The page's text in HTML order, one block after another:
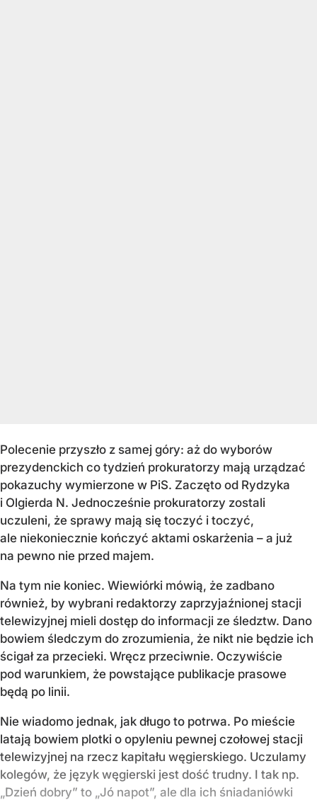
Polecenie przyszło z samej góry: aż do wyborów
prezydenckich co tydzień prokuratorzy mają urządzać
pokazuchy wymierzone w PiS. Zaczęto od Rydzyka
i Olgierda N. Jednocześnie prokuratorzy zostali
uczuleni, że sprawy mają się toczyć i toczyć,
ale niekoniecznie kończyć aktami oskarżenia – a już
na pewno nie przed majem.
Na tym nie koniec. Wiewiórki mówią, że zadbano
również, by wybrani redaktorzy zaprzyjaźnionej stacji
telewizyjnej mieli dostęp do informacji ze śledztw. Dano
bowiem śledczym do zrozumienia, że nikt nie będzie ich
ścigał za przecieki. Wręcz przeciwnie. Oczywiście
pod warunkiem, że powstające publikacje prasowe
będą po linii.
Nie wiadomo jednak, jak długo to potrwa. Po mieście
latają bowiem plotki o opyleniu pewnej czołowej stacji
telewizyjnej na rzecz kapitału węgierskiego. Uczulamy
kolegów, że język węgierski jest dość trudny. I tak np.
„Dzień dobry” to „Jó napot”, ale dla ich śniadaniówki